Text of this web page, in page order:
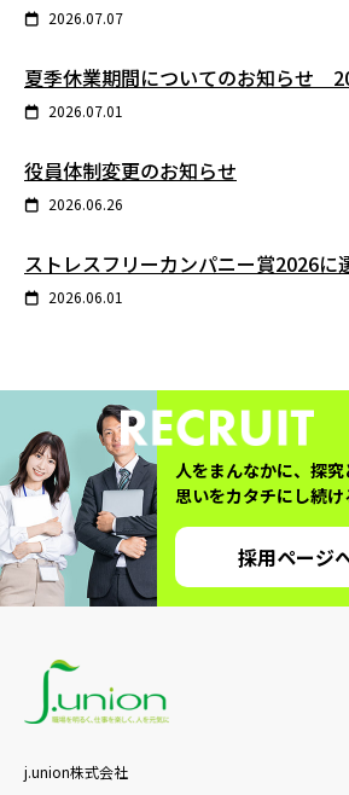
2026.07.07
夏季休業期間についてのお知らせ
2026.07.01
役員体制変更のお知らせ
2026.06.26
ストレスフリーカンパニー賞2026に
2026.06.01
人をまんなかに、探究
思いをカタチにし続け
採用ページ
j.union株式会社